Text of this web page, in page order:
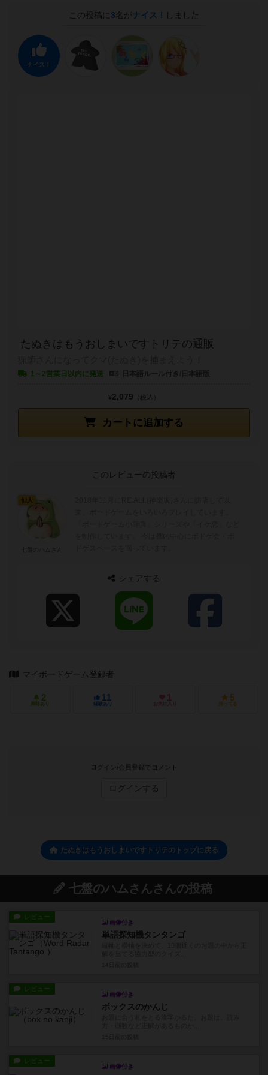
この投稿に 3名がナイス！ しました
ナイス！
たぬきはもうおしまいですトリテの通販
1～2営業日以内に発送
カートに追加する
¥2,079 （税込）
このレビューの投稿者
仙人
シェアする
マイボードゲーム登録者
2
興味あり
11
経験あり
1
お気に入り
5
持ってる
ログイン/会員登録でコメント
ログインする
たぬきはもうおしまいですトリテのトップに戻る
七盤のハムさんさんの投稿
レビュー
画像付き
単語探知機タンタンゴ
レビュー
画像付き
ボックスのかんじ
レビュー
画像付き